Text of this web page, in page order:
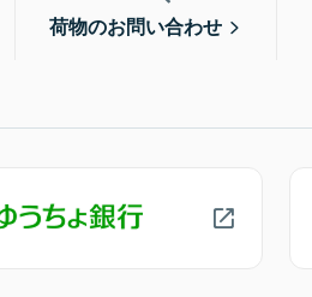
荷物のお問い合わせ